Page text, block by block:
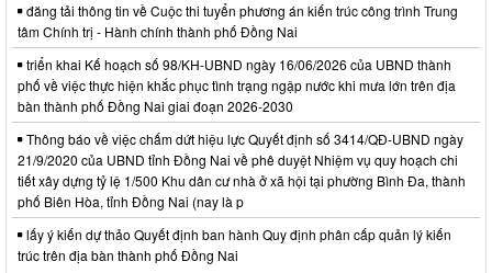
đăng tải thông tin về Cuộc thi tuyển phương án kiến trúc công trình Trung
tâm Chính trị - Hành chính thành phố Đồng Nai
triển khai Kế hoạch số 98/KH-UBND ngày 16/06/2026 của UBND thành
phố về việc thực hiện khắc phục tình trạng ngập nước khi mưa lớn trên địa
bàn thành phố Đồng Nai giai đoạn 2026-2030
Thông báo về việc chấm dứt hiệu lực Quyết định số 3414/QĐ-UBND ngày
21/9/2020 của UBND tỉnh Đồng Nai về phê duyệt Nhiệm vụ quy hoạch chi
tiết xây dựng tỷ lệ 1/500 Khu dân cư nhà ở xã hội tại phường Bình Đa, thành
phố Biên Hòa, tỉnh Đồng Nai (nay là p
lấy ý kiến dự thảo Quyết định ban hành Quy định phân cấp quản lý kiến
trúc trên địa bàn thành phố Đồng Nai